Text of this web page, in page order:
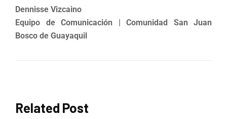
Dennisse Vizcaino
Equipo de Comunicación | Comunidad San Juan
Bosco de Guayaquil
Related Post